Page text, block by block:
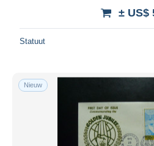
± US$
Statuut
Nieuw